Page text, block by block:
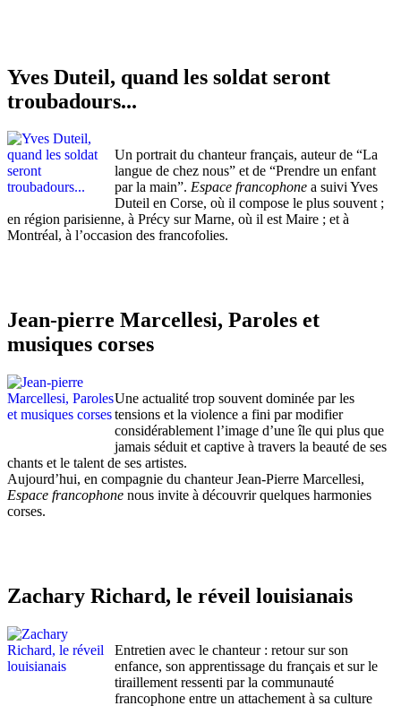
Yves Duteil, quand les soldat seront
troubadours...
Un portrait du chanteur français, auteur de “La
langue de chez nous” et de “Prendre un enfant
par la main”. Espace francophone a suivi Yves
Duteil en Corse, où il compose le plus souvent ;
en région parisienne, à Précy sur Marne, où il est Maire ; et à
Montréal, à l’occasion des francofolies.
Jean-pierre Marcellesi, Paroles et
musiques corses
Une actualité trop souvent dominée par les
tensions et la violence a fini par modifier
considérablement l’image d’une île qui plus que
jamais séduit et captive à travers la beauté de ses
chants et le talent de ses artistes.
Aujourd’hui, en compagnie du chanteur Jean-Pierre Marcellesi,
Espace francophone nous invite à découvrir quelques harmonies
corses.
Zachary Richard, le réveil louisianais
Entretien avec le chanteur : retour sur son
enfance, son apprentissage du français et sur le
tiraillement ressenti par la communauté
francophone entre un attachement à sa culture